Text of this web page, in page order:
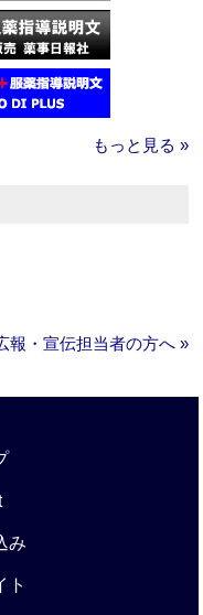
もっと見る »
報・宣伝担当者の方へ »
み
ト